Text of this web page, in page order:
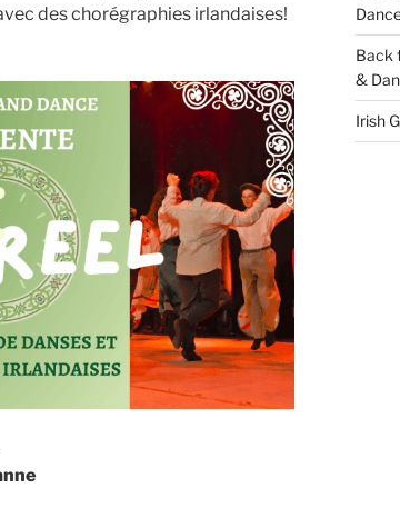
des chorégraphies irlandaises!
Back
&
Irish